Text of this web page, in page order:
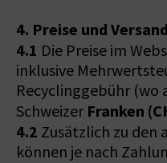
4. Preise und
4.1 Die Preise im
inklusive
Recyclinggebühr (wo
Schweizer Franken
4.2 Zusätzlich zu den
können je nach